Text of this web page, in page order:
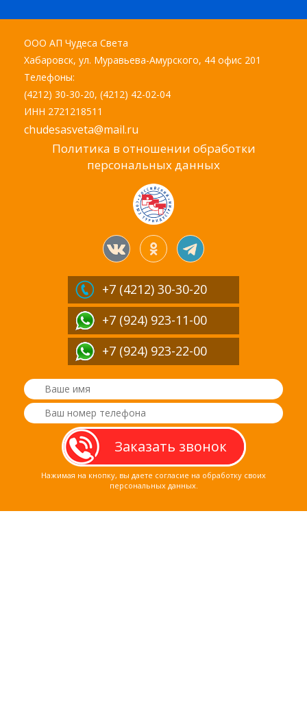
ООО АП Чудеса Света
Хабаровск, ул. Муравьева-Амурского, 44 офис 201
Телефоны:
(4212) 30-30-20, (4212) 42-02-04
ИНН 2721218511
chudesasveta@mail.ru
Политика в отношении обработки
персональных данных
+7 (4212) 30-30-20
+7 (924) 923-11-00
+7 (924) 923-22-00
Нажимая на кнопку, вы даете согласие на обработку своих
персональных данных.